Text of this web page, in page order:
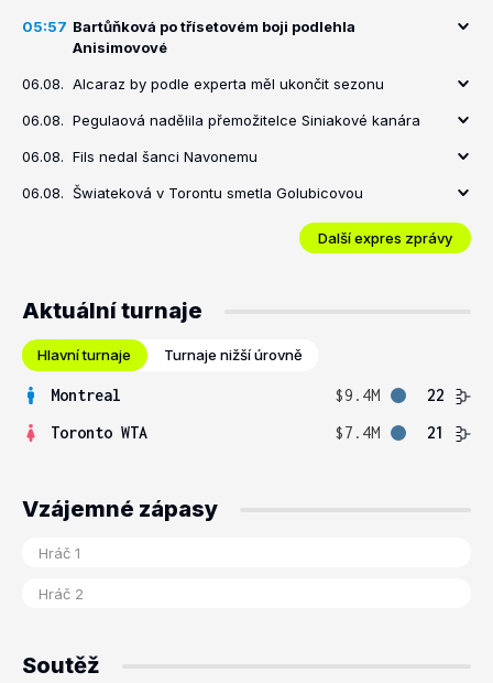
05:57 Bartůňková po třísetovém boji podlehla
Anisimovové
06.08. Alcaraz by podle experta měl ukončit sezonu
06.08. Pegulaová nadělila přemožitelce Siniakové kanára
06.08. Fils nedal šanci Navonemu
06.08. Šwiateková v Torontu smetla Golubicovou
Další expres zprávy
Aktuální turnaje
Hlavní turnaje Turnaje nižší úrovně
Montreal $9.4M
22
Toronto WTA
$7.4M 21
Vzájemné zápasy
Soutěž